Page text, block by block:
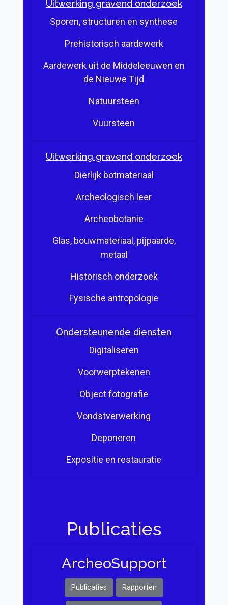
Uitwerking gravend onderzoek
Sporen, structuren en synthese
Prehistorisch aardewerk
Aardewerk uit de Middeleeuwen en
de Nieuwe Tijd
Natuursteen
Vuursteen
Uitwerking gravend onderzoek
Dierlijk botmateriaal
Archeologisch leer
Archeobotanie
Glas, bouwmateriaal, pijpaarde,
metaal
Historisch onderzoek
Fysische antropologie
Ondersteunende diensten
Digitaliseren
Voorwerptekenen
Object fotografie
Vondstverwerking
Deponeren
Expositie en restauratie
Publicaties
Archeo Support
Publicaties Rapporten